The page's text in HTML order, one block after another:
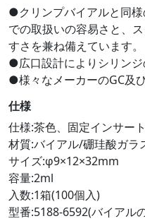
●クリンプバイアルと同
での取扱いの容易さと、
すさを兼ね備えています。
●広口設計によりシリンジ
●様々なメーカーのGC及
仕様
仕様:茶色、固定インサー
材質:バイアル/硼珪酸ガラ
サイズ:φ9×12×32mm
容量:2ml
入数:1箱(100個入)
型番:5188-6592(バイアル